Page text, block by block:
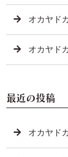
オカヤド
オカヤド
最近の投稿
オカヤド